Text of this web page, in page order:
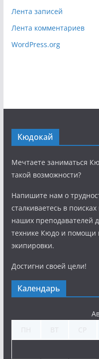
Лента записей
Лента комментариев
WordPress.org
Кюдокай
Мечтаете заниматься
такой возможности?
Напишите нам о
сталкиваетесь в
наших преподавателей
технике Кюдо и помощи
экипировки.
Достигни своей цели!
Календарь